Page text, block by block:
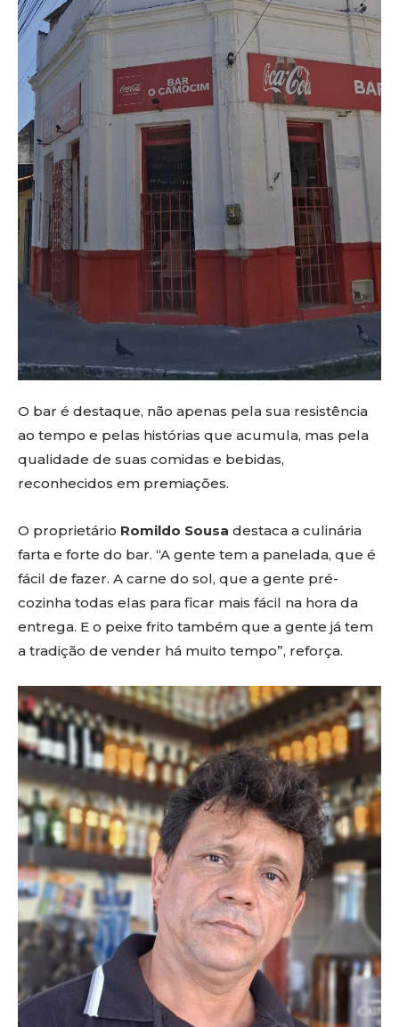
O bar é destaque, não apenas pela sua resistência
ao tempo e pelas histórias que acumula, mas pela
qualidade de suas comidas e bebidas,
reconhecidos em premiações.
O proprietário Romildo Sousa destaca a culinária
farta e forte do bar. “A gente tem a panelada, que é
fácil de fazer. A carne do sol, que a gente pré-
cozinha todas elas para ficar mais fácil na hora da
entrega. E o peixe frito também que a gente já tem
a tradição de vender há muito tempo”, reforça.